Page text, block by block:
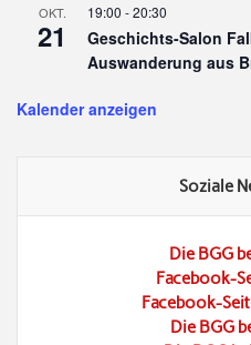
OKT.
21
19:00 -20:30
Geschichts-Salon
Auswanderung aus
Kalender anzeigen
Soziale
Die BGG
Facebook-
Facebook-
Die BGG